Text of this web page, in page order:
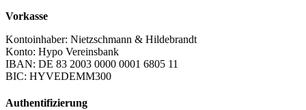
Vorkasse
Kontoinhaber: Nietzschmann & Hildebrandt
Konto: Hypo Vereinsbank
IBAN: DE 83 2003 0000 0001 6805 11
BIC: HYVEDEMM300
Authentifizierung